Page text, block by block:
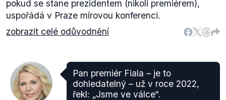
pokud se stane prezidentem (nikoli premiérem),
uspořádá v Praze mírovou konferenci.
zobrazit celé odůvodnění
Pan premiér Fiala – je to
dohledatelný – už v roce 2022,
řekl: „Jsme ve válce“.